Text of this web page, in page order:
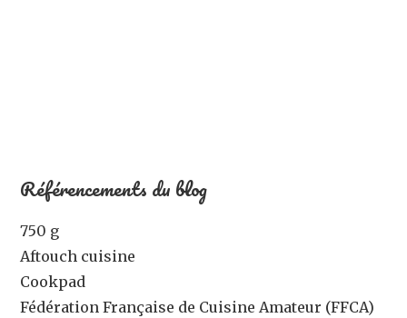
Référencements du blog
750 g
Aftouch cuisine
Cookpad
Fédération Française de Cuisine Amateur (FFCA)